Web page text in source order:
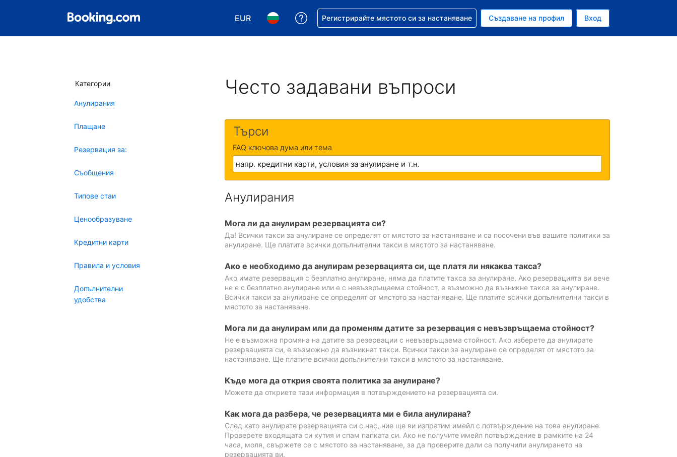
EUR
Избор на валута. Избрана валута - Евро
Избор на език. Избран език - Български
Помощ с резервацията ви
Регистрирайте мястото си за настаняване Създаване на профил Вход
Категории
Анулирания
Плащане
Резервация за:
Съобщения
Типове стаи
Ценообразуване
Кредитни карти
Правила и условия
Допълнителни
удобства
Често задавани въпроси
Търси
FAQ ключова дума или тема
Анулирания
Мога ли да анулирам резервацията си?
Да! Всички такси за анулиране се определят от мястото за настаняване и са посочени във вашите политики за
анулиране. Ще платите всички допълнителни такси в мястото за настаняване.
Ако е необходимо да анулирам резервацията си, ще платя ли някаква такса?
Ако имате резервация с безплатно анулиране, няма да платите такса за анулиране. Ако резервацията ви вече
не е с безплатно анулиране или е с невъзвръщаема стойност, е възможно да възникне такса за анулиране.
Всички такси за анулиране се определят от мястото за настаняване. Ще платите всички допълнителни такси в
мястото за настаняване.
Мога ли да анулирам или да променям датите за резервация с невъзвръщаема стойност?
Не е възможна промяна на датите за резервации с невъзвръщаема стойност. Ако изберете да анулирате
резервацията си, е възможно да възникнат такси. Всички такси за анулиране се определят от мястото за
настаняване. Ще платите всички допълнителни такси в мястото за настаняване.
Къде мога да открия своята политика за анулиране?
Можете да откриете тази информация в потвърждението на резервацията си.
Как мога да разбера, че резервацията ми е била анулирана?
След като анулирате резервацията си с нас, ние ще ви изпратим имейл с потвърждение на това анулиране.
Проверете входящата си кутия и спам папката си. Ако не получите имейл потвърждение в рамките на 24
часа, моля, свържете се с мястото за настаняване, за да проверите дали са получили анулирането на
резервацията ви.